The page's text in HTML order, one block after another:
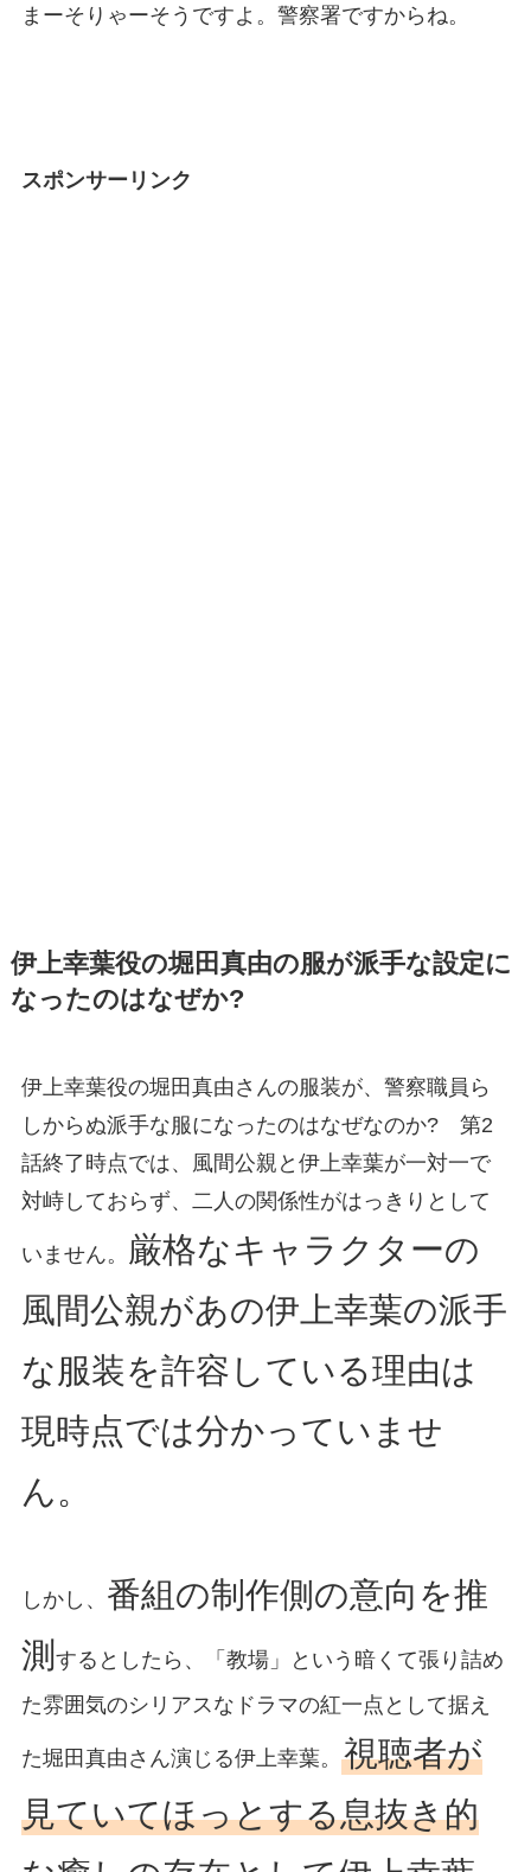
まーそりゃーそうですよ。警察署ですからね。
スポンサーリンク
伊上幸葉役の堀田真由の服が派手な設定に
なったのはなぜか?
伊上幸葉役の堀田真由さんの服装が、警察職員ら
しからぬ派手な服になったのはなぜなのか? 第2
話終了時点では、風間公親と伊上幸葉が一対一で
対峙しておらず、二人の関係性がはっきりとして
いません。
厳格なキャラクターの
風間公親があの伊上幸葉の派手
な服装を許容している理由は
現時点では分かっていませ
ん。
しかし、 番組の制作側の意向を推
測 するとしたら、「教場」という暗くて張り詰め
た雰囲気のシリアスなドラマの紅一点として据え
た堀田真由さん演じる伊上幸葉。 視聴者が
見ていてほっとする息抜き的